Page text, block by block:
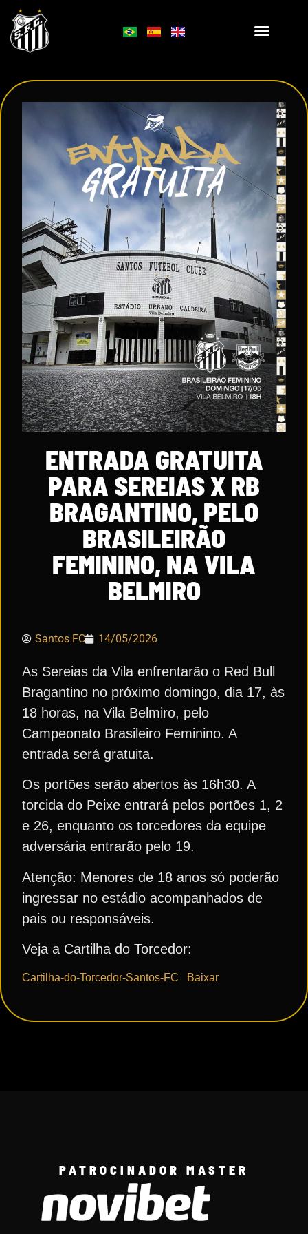
ENTRADA GRATUITA
PARA SEREIAS X RB
BRAGANTINO, PELO
BRASILEIRÃO
FEMININO, NA VILA
BELMIRO
Santos FC 14/05/2026
As Sereias da Vila enfrentarão o Red Bull
Bragantino no próximo domingo, dia 17, às
18 horas, na Vila Belmiro, pelo
Campeonato Brasileiro Feminino. A
entrada será gratuita.
Os portões serão abertos às 16h30. A
torcida do Peixe entrará pelos portões 1, 2
e 26, enquanto os torcedores da equipe
adversária entrarão pelo 19.
Atenção: Menores de 18 anos só poderão
ingressar no estádio acompanhados de
pais ou responsáveis.
Veja a Cartilha do Torcedor:
Cartilha-do-Torcedor-Santos-FC Baixar
PATROCINADOR MASTER